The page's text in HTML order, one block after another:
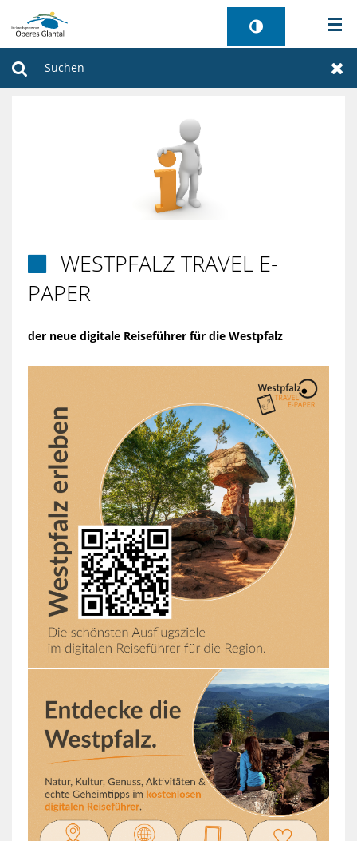
AKTUELLES
TOURISMUSWESTPFALZ TRAVEL E-
PAPER
der neue digitale Reiseführer für die Westpfalz